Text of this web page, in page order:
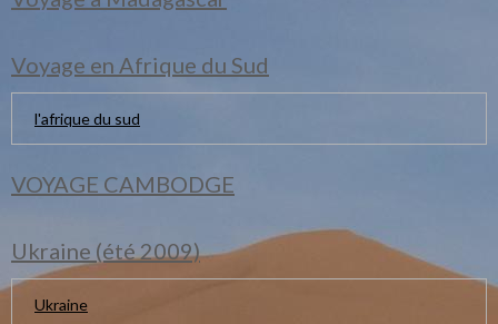
Voyage en Afrique du Sud
l'afrique du sud
VOYAGE CAMBODGE
Ukraine (été 2009)
Ukraine